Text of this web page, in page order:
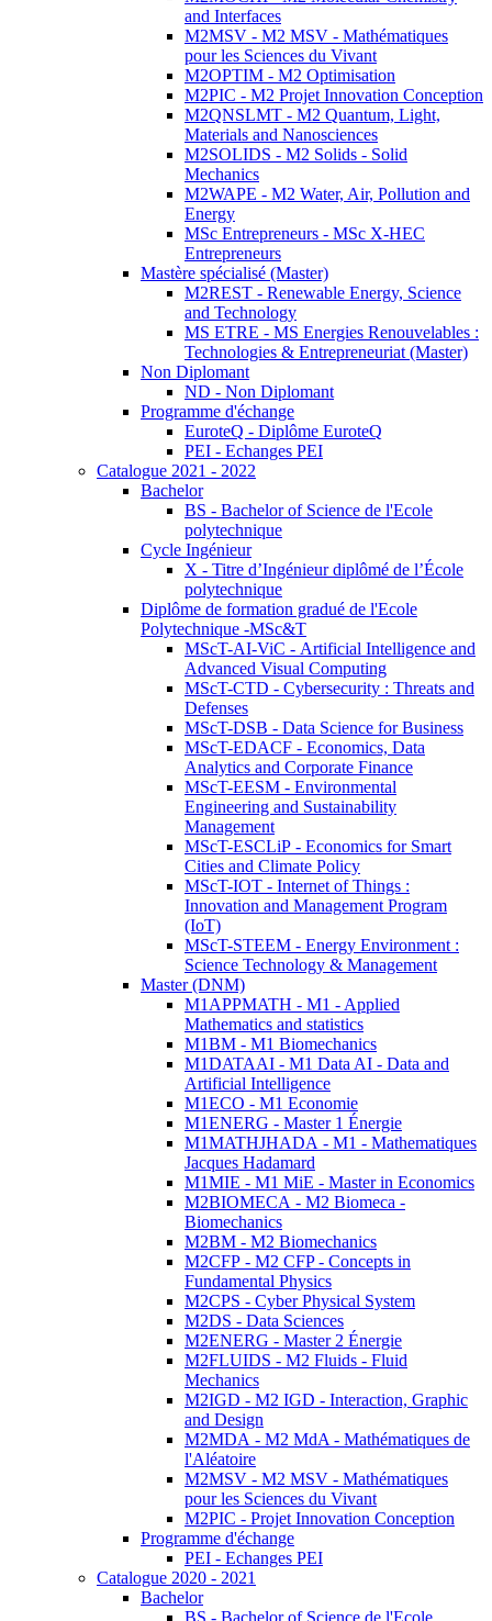
and Interfaces
M2MSV - M2 MSV - Mathématiques
pour les Sciences du Vivant
M2OPTIM - M2 Optimisation
M2PIC - M2 Projet Innovation Conception
M2QNSLMT - M2 Quantum, Light,
Materials and Nanosciences
M2SOLIDS - M2 Solids - Solid
Mechanics
M2WAPE - M2 Water, Air, Pollution and
Energy
MSc Entrepreneurs - MSc X-HEC
Entrepreneurs
Mastère spécialisé (Master)
M2REST - Renewable Energy, Science
and Technology
MS ETRE - MS Energies Renouvelables :
Technologies & Entrepreneuriat (Master)
Non Diplomant
ND - Non Diplomant
Programme d'échange
EuroteQ - Diplôme EuroteQ
PEI - Echanges PEI
Catalogue 2021 - 2022
Bachelor
BS - Bachelor of Science de l'Ecole
polytechnique
Cycle Ingénieur
X - Titre d’Ingénieur diplômé de l’École
polytechnique
Diplôme de formation gradué de l'Ecole
Polytechnique -MSc&T
MScT-AI-ViC - Artificial Intelligence and
Advanced Visual Computing
MScT-CTD - Cybersecurity : Threats and
Defenses
MScT-DSB - Data Science for Business
MScT-EDACF - Economics, Data
Analytics and Corporate Finance
MScT-EESM - Environmental
Engineering and Sustainability
Management
MScT-ESCLiP - Economics for Smart
Cities and Climate Policy
MScT-IOT - Internet of Things :
Innovation and Management Program
(IoT)
MScT-STEEM - Energy Environment :
Science Technology & Management
Master (DNM)
M1APPMATH - M1 - Applied
Mathematics and statistics
M1BM - M1 Biomechanics
M1DATAAI - M1 Data AI - Data and
Artificial Intelligence
M1ECO - M1 Economie
M1ENERG - Master 1 Énergie
M1MATHJHADA - M1 - Mathematiques
Jacques Hadamard
M1MIE - M1 MiE - Master in Economics
M2BIOMECA - M2 Biomeca -
Biomechanics
M2BM - M2 Biomechanics
M2CFP - M2 CFP - Concepts in
Fundamental Physics
M2CPS - Cyber Physical System
M2DS - Data Sciences
M2ENERG - Master 2 Énergie
M2FLUIDS - M2 Fluids - Fluid
Mechanics
M2IGD - M2 IGD - Interaction, Graphic
and Design
M2MDA - M2 MdA - Mathématiques de
l'Aléatoire
M2MSV - M2 MSV - Mathématiques
pour les Sciences du Vivant
M2PIC - Projet Innovation Conception
Programme d'échange
PEI - Echanges PEI
Catalogue 2020 - 2021
Bachelor
BS - Bachelor of Science de l'Ecole